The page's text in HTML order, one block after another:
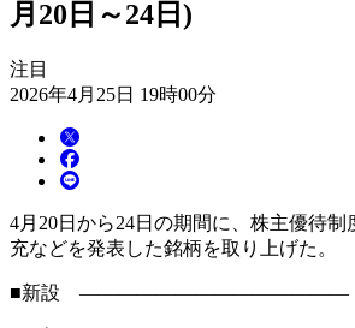
月20日～24日)
注目
2026年4月25日 19時00分
4月20日から24日の期間に、株主優待
充などを発表した銘柄を取り上げた。
■新設 ――――――――――――――